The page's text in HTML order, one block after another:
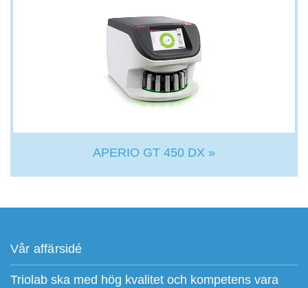
APERIO GT 450 DX »
Vår affärsidé
Triolab ska med hög kvalitet och kompetens vara